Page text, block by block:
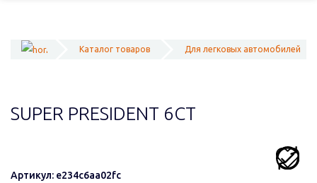
Каталог товаров Для легковых автомобилей
SUPER PRESIDENT 6СТ
Артикул: e234c6aa02fc